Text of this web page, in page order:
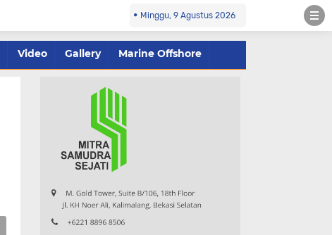
Minggu, 9 Agustus 2026
Video Gallery Marine Offshore